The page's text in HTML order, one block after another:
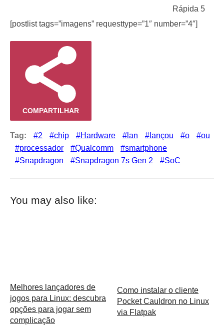
Rápida 5
[postlist tags=”imagens” requesttype=”1″ number=”4″]
COMPARTILHAR
Tag: 2 chip Hardware lan lançou o
ou
processador
Qualcomm
smartphone
Snapdragon
Snapdragon 7s Gen 2 SoC
You may also like:
Melhores lançadores de
jogos para Linux: descubra
opções para jogar sem
complicação
Como instalar o cliente
Pocket Cauldron no Linux
via Flatpak